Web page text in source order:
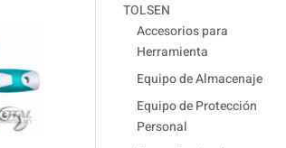
TOLSEN
Accesorios para
Herramienta
Equipo de Almacenaje
Equipo de Protección
Personal